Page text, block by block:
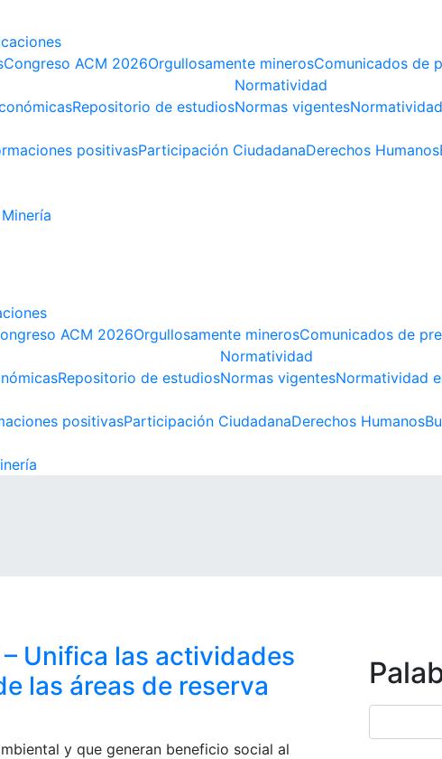
Congreso ACM 2026Orgullosamente minerosComunicados de
Repositorio de estudios
Normatividad
Normas vigentes
positivasParticipación CiudadanaDerechos Humanos
ACM 2026Orgullosamente minerosComunicados de
Repositorio de estudios
Normatividad
Normas vigentesNormatividad
positivasParticipación CiudadanaDerechos Humanos
Unifica las actividades
las áreas de reserva
y que generan beneficio social al